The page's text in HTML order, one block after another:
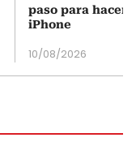
paso para
iPhone
10/08/2026